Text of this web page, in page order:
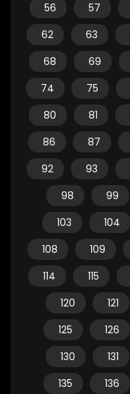
56
57
62
63
68
69
74
75
80
81
86
87
92
93
98
99
103
104
108
109
114
115
120
121
125
126
130
131
135
136